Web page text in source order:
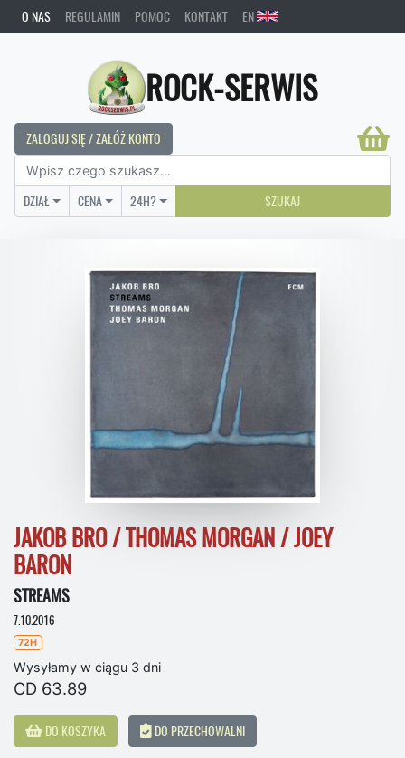
O NAS REGULAMIN POMOC KONTAKT EN
ROCK-SERWIS
ZALOGUJ SIĘ / ZAŁÓŻ KONTO
DZIAŁ CENA 24H? SZUKAJ
JAKOB BRO / THOMAS MORGAN / JOEY
BARON
STREAMS
7.10.2016
72H
Wysyłamy w ciągu 3 dni
CD 63.89
DO KOSZYKA DO PRZECHOWALNI